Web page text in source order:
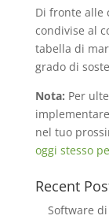
Di fronte alle
condivise al
tabella di
grado di
Nota: Per
nel tuo
oggi stesso
Recent
Software